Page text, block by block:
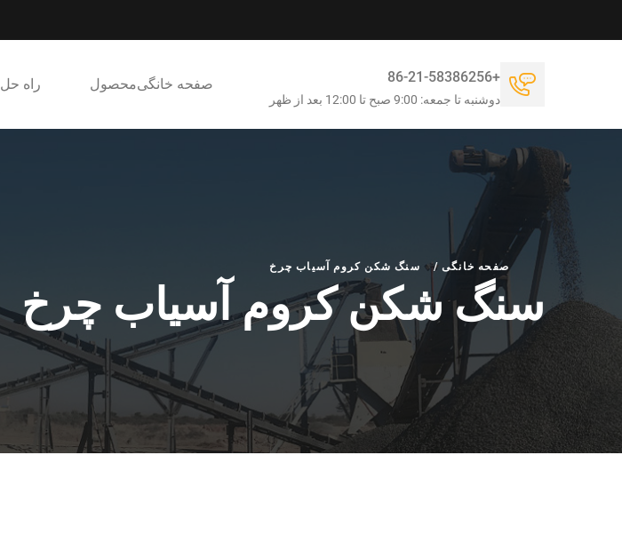
صفحه خانگیمحصول راه حل +86-21-58386256
دوشنبه تا جمعه: 9:00 صبح تا 12:00 بعد از ظهر
صفحه خانگی / سنگ شکن کروم آسیاب چرخ
سنگ شکن کروم آسیاب چرخ